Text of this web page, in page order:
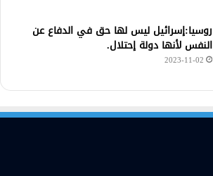
روسيا:إسرائيل ليس لها حق في الدفاع عن
النفس لأنها دولة إحتلال.
2023-11-02